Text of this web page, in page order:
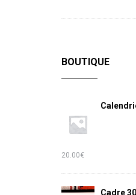
BOUTIQUE
20.00€
Cadre